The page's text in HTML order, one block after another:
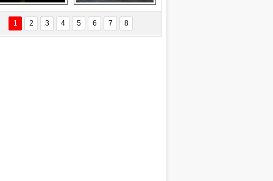
ÖZYANIK
Değişti?
Delta uçağına
yıldırım çarptı
Ford Focus RS
(2015)
1 2 3 4 5 6 7 8